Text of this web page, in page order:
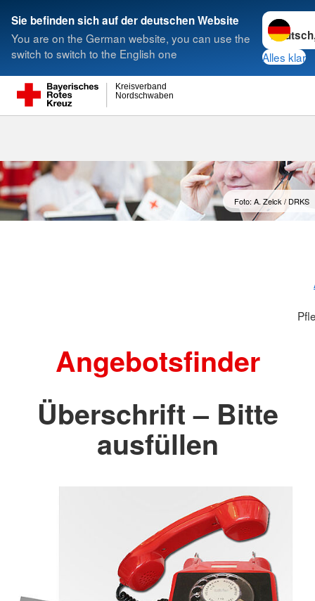
Sie befinden sich auf der deutschen Website
You are on the German website, you can use the
switch to switch to the English one
Sprache
Alles klar
Nordschwaben
Kreisverband
Suche
Foto: A. Zelck / DRKS
Angebotsfinder
Überschrift – Bitte
ausfüllen